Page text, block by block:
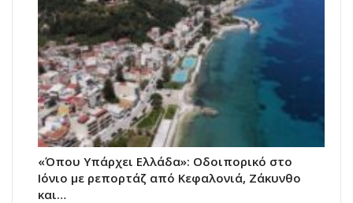
«Όπου Υπάρχει Ελλάδα»: Οδοιπορικό στο
Ιόνιο με ρεπορτάζ από Κεφαλονιά, Ζάκυνθο
και…